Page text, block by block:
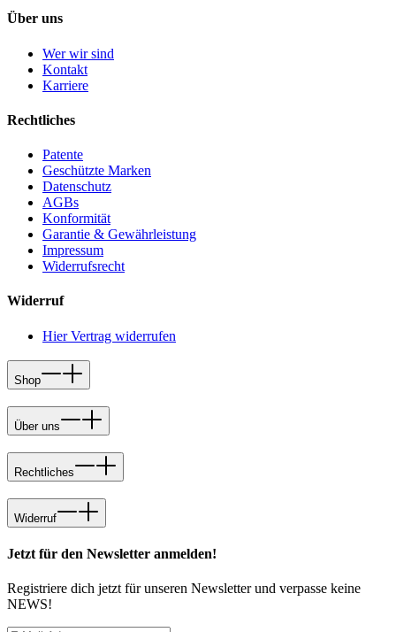
Über uns
Wer wir sind
Kontakt
Karriere
Rechtliches
Patente
Geschützte Marken
Datenschutz
AGBs
Konformität
Garantie & Gewährleistung
Impressum
Widerrufsrecht
Widerruf
Hier Vertrag widerrufen
Shop
Über uns
Rechtliches
Widerruf
Jetzt für den Newsletter anmelden!
Registriere dich jetzt für unseren Newsletter und verpasse keine
NEWS!